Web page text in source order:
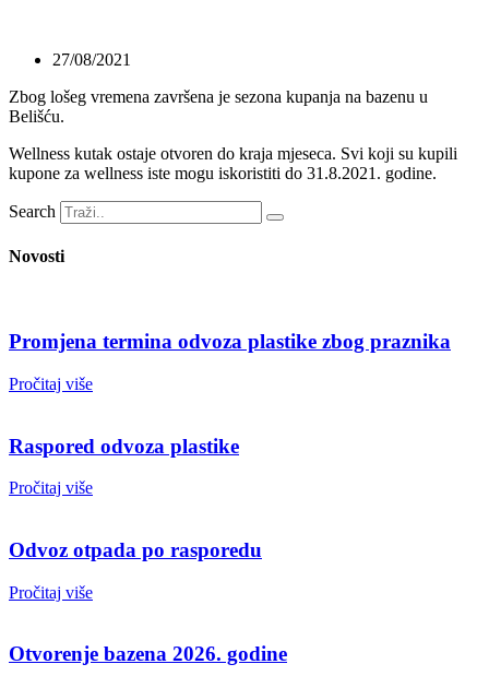
27/08/2021
Zbog lošeg vremena završena je sezona kupanja na bazenu u
Belišću.
Wellness kutak ostaje otvoren do kraja mjeseca. Svi koji su kupili
kupone za wellness iste mogu iskoristiti do 31.8.2021. godine.
Search
Novosti
Promjena termina odvoza plastike zbog praznika
Pročitaj više
Raspored odvoza plastike
Pročitaj više
Odvoz otpada po rasporedu
Pročitaj više
Otvorenje bazena 2026. godine